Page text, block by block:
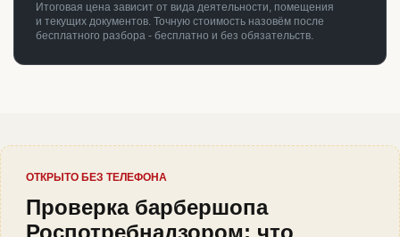
Итоговая цена зависит от вида деятельности, помещения
и текущих документов. Точную стоимость назовём после
бесплатного разбора - бесплатно и без обязательств.
ОТКРЫТО БЕЗ ТЕЛЕФОНА
Проверка барбершопа
Роспотребнадзором: что